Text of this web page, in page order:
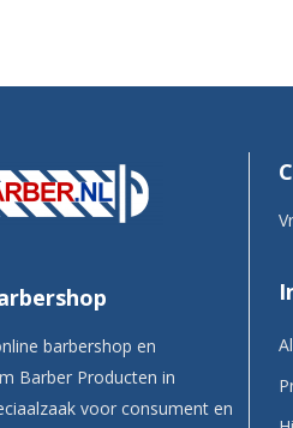
barbershop en
Barber Producten in
voor consument en